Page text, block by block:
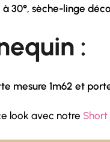
à 30°, sèche-linge
:
mesure 1m62 et
look avec notre Short